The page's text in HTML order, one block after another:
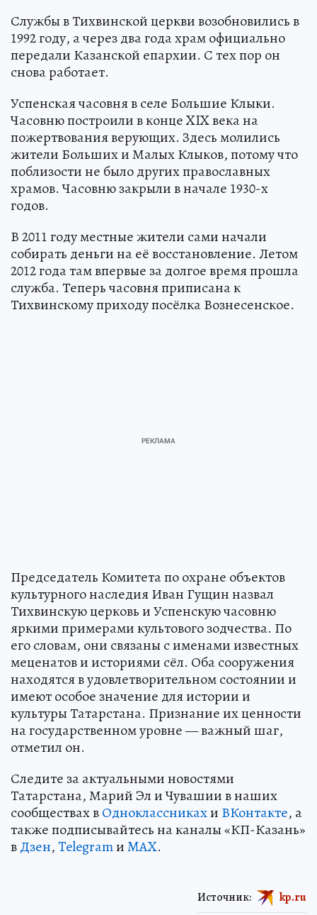
Службы в Тихвинской церкви возобновились в
1992 году, а через два года храм официально
передали Казанской епархии. С тех пор он
снова работает.
Успенская часовня в селе Большие Клыки.
Часовню построили в конце XIX века на
пожертвования верующих. Здесь молились
жители Больших и Малых Клыков, потому что
поблизости не было других православных
храмов. Часовню закрыли в начале 1930-х
годов.
В 2011 году местные жители сами начали
собирать деньги на её восстановление. Летом
2012 года там впервые за долгое время прошла
служба. Теперь часовня приписана к
Тихвинскому приходу посёлка Вознесенское.
Председатель Комитета по охране объектов
культурного наследия Иван Гущин назвал
Тихвинскую церковь и Успенскую часовню
яркими примерами культового зодчества. По
его словам, они связаны с именами известных
меценатов и историями сёл. Оба сооружения
находятся в удовлетворительном состоянии и
имеют особое значение для истории и
культуры Татарстана. Признание их ценности
на государственном уровне — важный шаг,
отметил он.
Следите за актуальными новостями
Татарстана, Марий Эл и Чувашии в наших
сообществах вОдноклассникахи ВКонтакте, а
также подписывайтесь на каналы «КП-Казань»
вДзен,TelegramиMAX.
Источник: kp.ru